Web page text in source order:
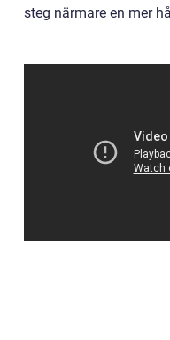
steg närmare en mer